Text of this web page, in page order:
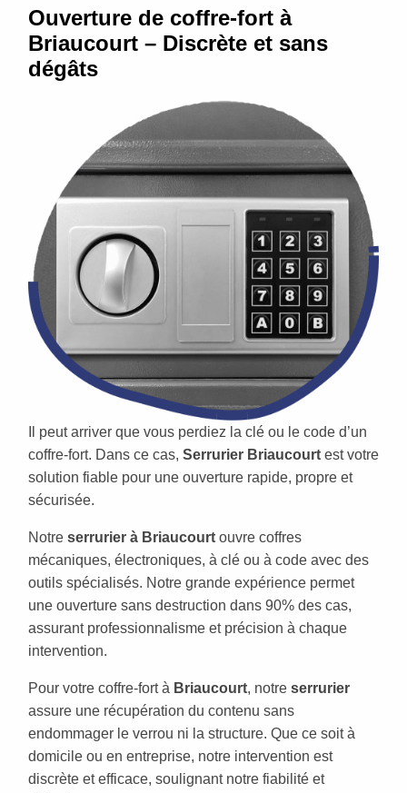
Ouverture de coffre-fort à
Briaucourt – Discrète et sans
dégâts
Il peut arriver que vous perdiez la clé ou le code d’un
coffre-fort. Dans ce cas, Serrurier Briaucourt est votre
solution fiable pour une ouverture rapide, propre et
sécurisée.
Notre serrurier à Briaucourt ouvre coffres
mécaniques, électroniques, à clé ou à code avec des
outils spécialisés. Notre grande expérience permet
une ouverture sans destruction dans 90% des cas,
assurant professionnalisme et précision à chaque
intervention.
Pour votre coffre-fort à Briaucourt, notre serrurier
assure une récupération du contenu sans
endommager le verrou ni la structure. Que ce soit à
domicile ou en entreprise, notre intervention est
discrète et efficace, soulignant notre fiabilité et